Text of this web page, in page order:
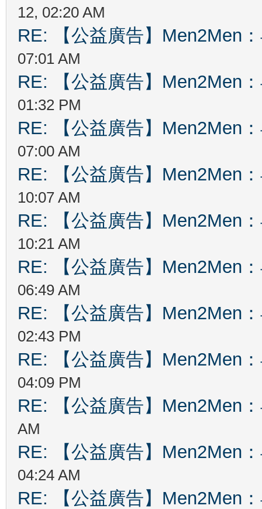
12, 02:20 AM
RE: 【公益廣告】Men2Men
07:01 AM
RE: 【公益廣告】Men2Men
01:32 PM
RE: 【公益廣告】Men2Men
07:00 AM
RE: 【公益廣告】Men2Men
10:07 AM
RE: 【公益廣告】Men2Men
10:21 AM
RE: 【公益廣告】Men2Men
06:49 AM
RE: 【公益廣告】Men2Men
02:43 PM
RE: 【公益廣告】Men2Men
04:09 PM
RE: 【公益廣告】Men2Men
AM
RE: 【公益廣告】Men2Men
04:24 AM
RE: 【公益廣告】Men2Men